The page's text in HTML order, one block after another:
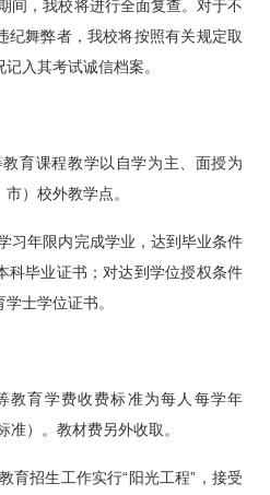
间，我校将进行全面复查。对于不
纪舞弊者，我校将按照有关规定取
入其考试诚信档案。
育课程教学以自学为主、面授为
）校外教学点。
习年限内完成学业，达到毕业条件
科毕业证书；对达到学位授权条件
士学位证书。
教育学费收费标准为每人每学年
）。教材费另外收取。
育招生工作实行“阳光工程”，接受